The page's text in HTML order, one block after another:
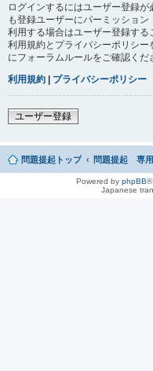
ログインするにはユーザー登録
も登録ユーザーにパーミッショ
利用する場合はユーザー登録す
利用規約とプライバシーポリシ
にフォーラムルールをご確認くだ
利用規約 | プライバシーポリシー
ユーザー登録
問題提起トップ 問題提起 専
Powered by phpBB®
Japanese